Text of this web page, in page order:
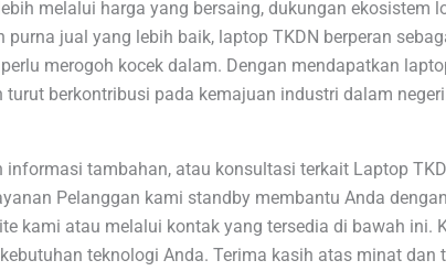
melalui harga yang bersaing, dukungan ekosistem
jual yang lebih baik, laptop TKDN berperan
merogoh kocek dalam. Dengan mendapatkan
berkontribusi pada kemajuan industri dalam
tambahan, atau konsultasi terkait Laptop
Pelanggan kami standby membantu Anda
kami atau melalui kontak yang tersedia di bawah ini.
teknologi Anda. Terima kasih atas minat dan